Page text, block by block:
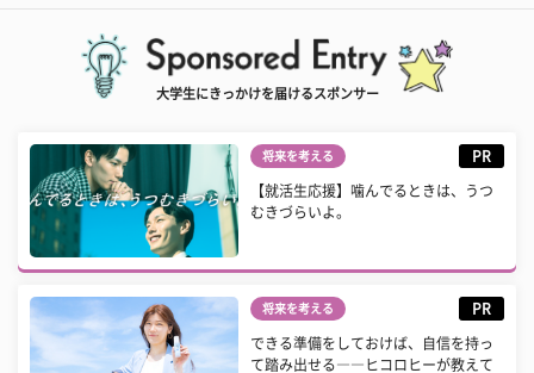
大学生にきっかけを届けるスポンサー
将来を考える PR
【就活生応援】噛んでるときは、うつ
むきづらいよ。
将来を考える PR
できる準備をしておけば、自信を持っ
て踏み出せる――ヒコロヒーが教えて